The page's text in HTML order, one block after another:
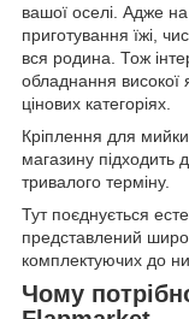
вашої оселі. Адже на
приготування їжі,
вся родина. Тож
обладнання високої
цінових категоріях.
Кріплення для
магазину підходить
тривалого терміну.
Тут поєднується
представлений
комплектуючих до
Чому